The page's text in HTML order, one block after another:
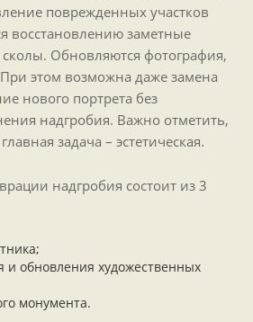
поврежденных участков
восстановлению заметные
Обновляются фотография,
этом возможна даже замена
нового портрета без
надгробия. Важно отметить,
задача – эстетическая.
надгробия состоит из 3
и обновления художественных
монумента.